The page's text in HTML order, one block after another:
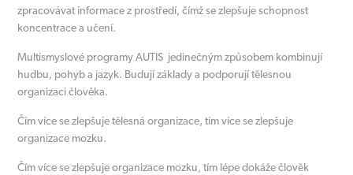
zpracovávat informace z prostředí, čímž se zlepšuje schopnost
koncentrace a učení.
Multismyslové programy AUTIS jedinečným způsobem kombinují
hudbu, pohyb a jazyk. Budují základy a podporují tělesnou
organizaci člověka.
Čím více se zlepšuje tělesná organizace, tím více se zlepšuje
organizace mozku.
Čím více se zlepšuje organizace mozku, tím lépe dokáže člověk